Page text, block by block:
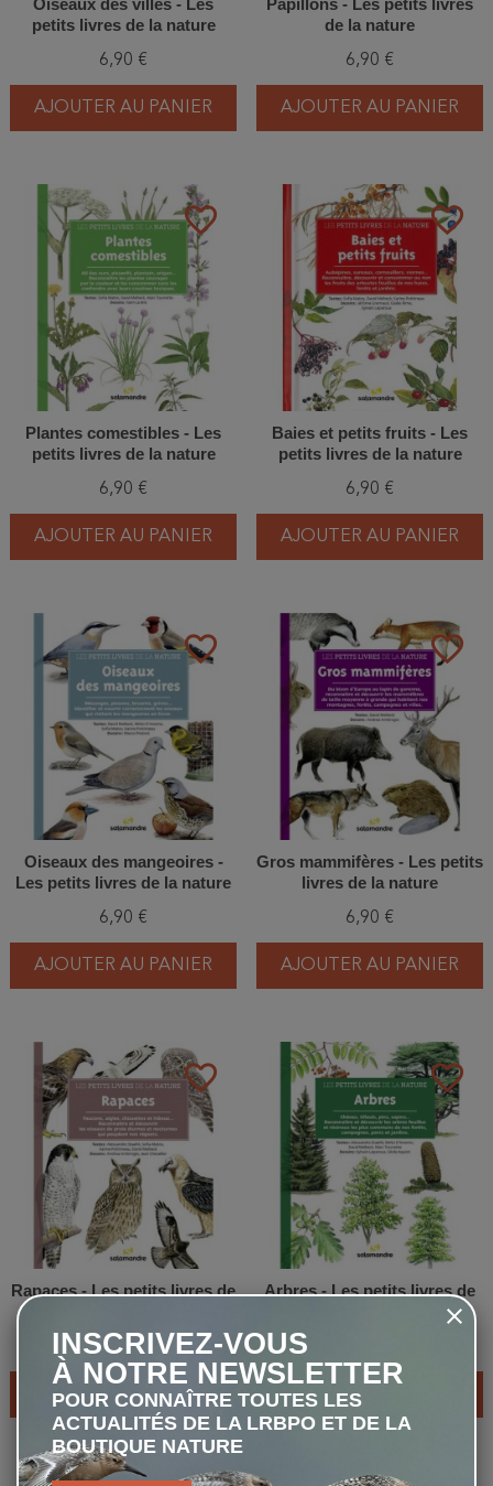
Oiseaux des villes - Les
petits livres de la nature
6,90 €
AJOUTER AU PANIER
Papillons - Les petits livres
de la nature
6,90 €
AJOUTER AU PANIER
favorite_border
Plantes comestibles - Les
petits livres de la nature
6,90 €
AJOUTER AU PANIER
favorite_border
Baies et petits fruits - Les
petits livres de la nature
6,90 €
AJOUTER AU PANIER
favorite_border
Oiseaux des mangeoires -
Les petits livres de la nature
6,90 €
AJOUTER AU PANIER
favorite_border
Gros mammifères - Les petits
livres de la nature
6,90 €
AJOUTER AU PANIER
favorite_border
Rapaces - Les petits livres de
6,90 €
AJOUTER AU PANIER
favorite_border
Arbres - Les petits livres de
AJOUTER AU PANIER
INSCRIVEZ-VOUS
À NOTRE NEWSLETTER
POUR CONNAÎTRE TOUTES LES
ACTUALITÉS DE LA LRBPO ET DE LA
BOUTIQUE NATURE